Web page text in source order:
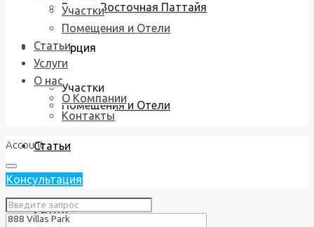
Виллы Восточная Паттайя
Коммерция
Участки
Помещения и Отели
Статьи
Услуги
Участки
Помещения и Отели
Статьи
Услуги
О нас
О Компании
Контакты
Account
Консультация